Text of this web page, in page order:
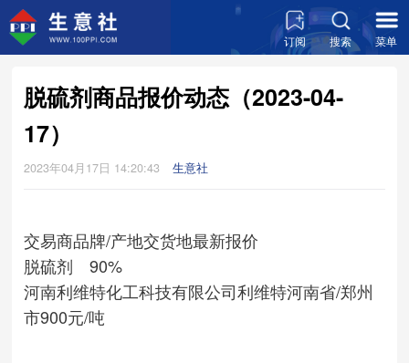
订阅 搜索 菜单
脱硫剂商品报价动态（2023-04-
17）
2023年04月17日 14:20:43 生意社
交易商品牌/产地交货地最新报价
脱硫剂 90%
河南利维特化工科技有限公司利维特河南省/郑州
市900元/吨